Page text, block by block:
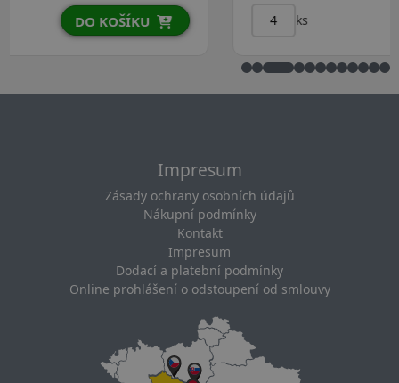
ks DO KOŠÍKU
Impresum
Zásady ochrany osobních údajů
Nákupní podmínky
Kontakt
Impresum
Dodací a platební podmínky
Online prohlášení o odstoupení od smlouvy